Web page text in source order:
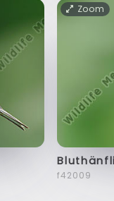
Zoom
f42009